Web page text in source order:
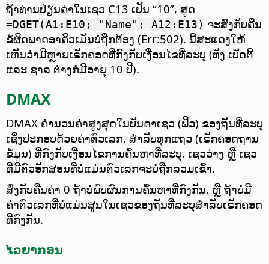
ຖ້າທ່ານປ່ຽນຄ່າໃນເຊວ C13 ເປັນ “10”, ສູດ
=DGET(A1:E10; "Name"; A12:E13) ຈະສົ່ງກັບຄືນ
ຂໍ້ຜິດພາດອາຄິວເມັນບໍ່ຖືກຕ້ອງ (Err:502). ນີ້ສະແດງໃຫ້
ເຫັນວ່າມີຫຼາຍເຣັກຄອດທີ່ກົງກັບເງື່ອນໄຂທີ່ລະບຸ (ທັງ ເບັດຕີ້
ແລະ ຊາລ ຕ່າງກໍ່ມີອາຍຸ 10 ປີ).
DMAX
DMAX ຄຳນວນຄ່າສູງສຸດໃນບັນດາເຊວ (ຟິວ) ຂອງຖັນທີ່ລະບຸ
ເຊິ່ງປະກອບດ້ວຍຄ່າຕົວເລກ, ສຳລັບທຸກແຖວ (ເຣັກຄອດຖານ
ຂໍ້ມູນ) ທີ່ກົງກັບເງື່ອນໄຂການຄົ້ນຫາທີ່ລະບຸ. ເຊວວ່າງ ຫຼື ເຊວ
ທີ່ມີຕົວອັກສອນທີ່ບໍ່ແມ່ນຕົວເລກຈະບໍ່ຖືກລວມເຂົ້າ.
ສົ່ງກັບຄືນຄ່າ 0 ຖ້າບໍ່ພົບຜົນການຄົ້ນຫາທີ່ກົງກັນ, ຫຼື ຖ້າບໍ່ມີ
ຄ່າຕົວເລກທີ່ບໍ່ແມ່ນສູນໃນເຊວຂອງຖັນທີ່ລະບຸສຳລັບເຣັກຄອດ
ທີ່ກົງກັນ.
ໄວຍາກອນ